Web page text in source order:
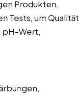
Produkten.
Tests, um Qualität
pH-Wert,